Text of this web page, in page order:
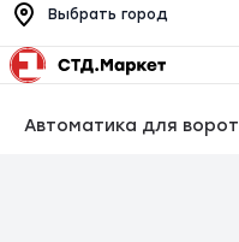
Выбрать город
Автоматика для ворот